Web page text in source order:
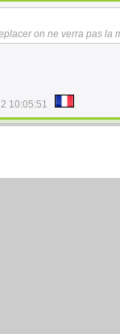
on ne verra pas la
10:05:51